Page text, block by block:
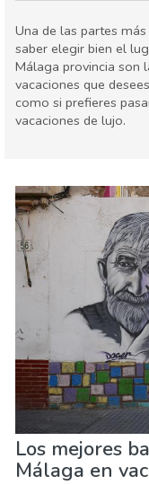
Una de las partes
saber elegir bien el
Málaga provincia son
vacaciones que
como si prefieres
vacaciones de lujo.
Agenda de eventos
Compras
Familia & niños
Naturaleza & aire
Vida nocturna &
Los mejores
Málaga en